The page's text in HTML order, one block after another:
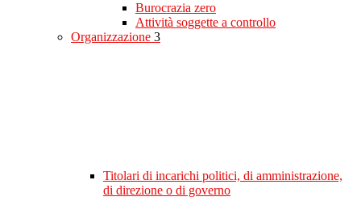
Burocrazia zero
Attività soggette a controllo
Organizzazione 3
Titolari di incarichi politici, di amministrazione,
di direzione o di governo